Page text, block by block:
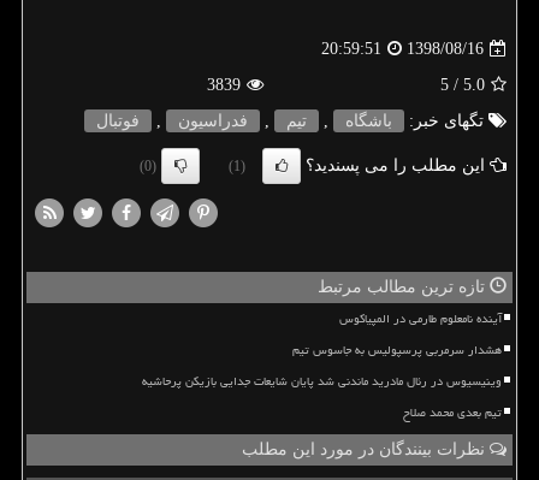
1398/08/16
20:59:51
5.0
/ 5
3839
تگهای خبر:
باشگاه , تیم , فدراسیون , فوتبال
این مطلب را می پسندید؟ (1)
(0)
تازه ترین مطالب مرتبط
آینده نامعلوم طارمی در المپیاکوس
هشدار سرمربی پرسپولیس به جاسوس تیم
وینیسیوس در رئال مادرید ماندنی شد پایان شایعات جدایی بازیکن پرحاشیه
تیم بعدی محمد صلاح
نظرات بینندگان در مورد این مطلب